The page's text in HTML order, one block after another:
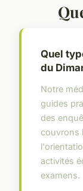
Quel
du
Notre
guides
des
couvrons
activités
examens.